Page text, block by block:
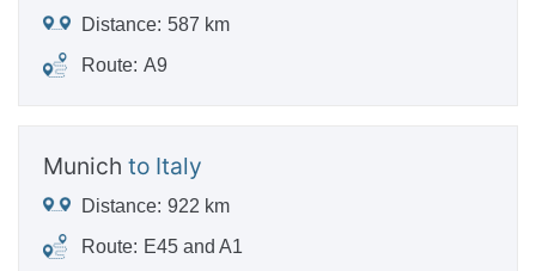
Distance: 587 km
Route: A9
Munich to Italy
Distance: 922 km
Route: E45 and A1